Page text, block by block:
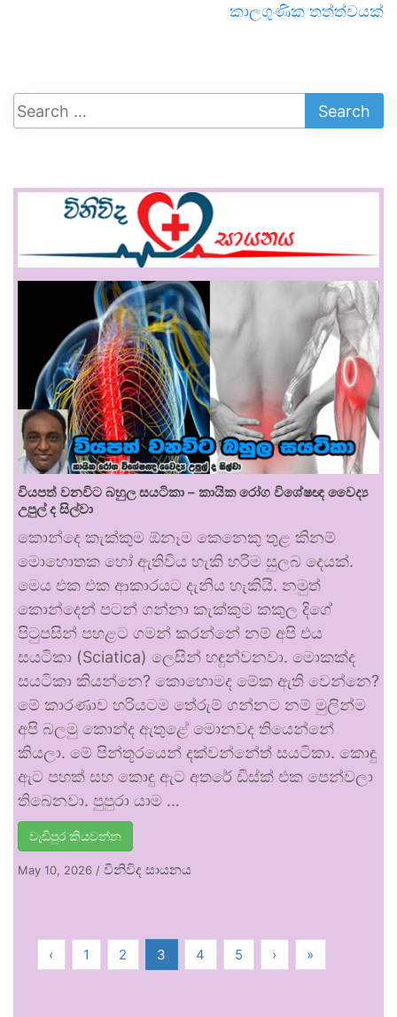
කාලගුණික තත්ත්වයක්
වියපත් වනවිට බහුල සයටිකා – කායික රෝග විශේෂඥ වෛද්‍ය
උපුල් ද සිල්වා
කොන්දෙ කැක්කුම ඕනෑම කෙනෙකු තුළ කිනම්
මොහොතක හෝ ඇතිවිය හැකි හරිම සුලබ දෙයක්.
මෙය එක එක ආකාරයට දැනිය හැකියි. නමුත්
කොන්දෙන් පටන් ගන්නා කැක්කුම කකුල දිගේ
පිටුපසින් පහළට ගමන් කරන්නේ නම් අපි එය
සයටිකා (Sciatica) ලෙසින් හඳුන්වනවා. මොකක්ද
සයටිකා කියන්නෙ? කොහොමද මේක ඇති වෙන්නෙ?
මේ කාරණාව හරියටම තේරුම් ගන්නට නම් මුලින්ම
අපි බලමු කොන්ද ඇතුළේ මොනවද තියෙන්නේ
කියලා. මේ පින්තූරයෙන් දක්වන්නේත් සයටිකා. කොඳු
ඇට පහක් සහ කොඳු ඇට අතරේ ඩිස්ක් එක පෙන්වලා
තිබෙනවා. පුපුරා යාම …
වැඩිපුර කියවන්න
May 10, 2026 / විනිවිද සායනය
‹ 1 2 3 4 5 › »